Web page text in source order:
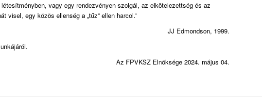
vagy egy rendezvényen szolgál, az elkötelezettség és az
visel, egy közös ellenség a „tűz” ellen harcol.”
JJ Edmondson, 1999.
Az FPVKSZ Elnöksége 2024. május 04.